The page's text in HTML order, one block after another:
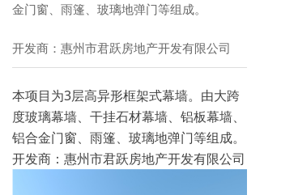
金门窗、雨篷、玻璃地弹门等组成。
开发商：惠州市君跃房地产开发有限公司
本项目为3层高异形框架式幕墙。由大跨
度玻璃幕墙、干挂石材幕墙、铝板幕墙、
铝合金门窗、雨篷、玻璃地弹门等组成。
开发商：惠州市君跃房地产开发有限公司